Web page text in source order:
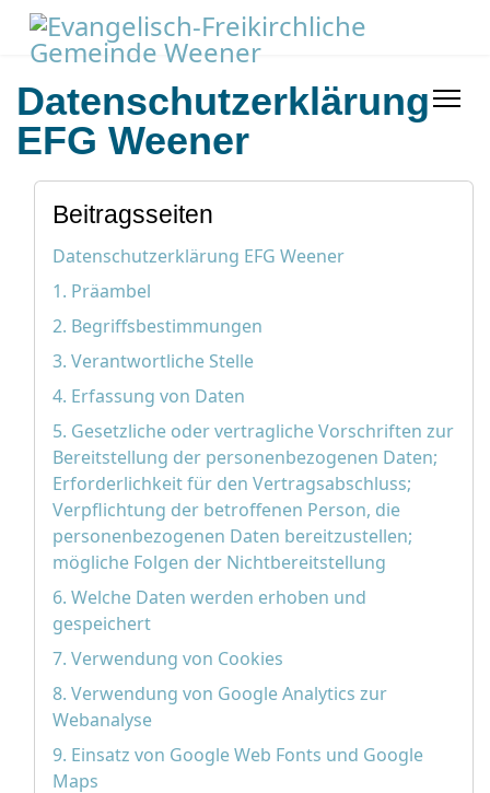
Datenschutzerklärung
EFG Weener
Beitragsseiten
Datenschutzerklärung EFG Weener
1. Präambel
2. Begriffsbestimmungen
3. Verantwortliche Stelle
4. Erfassung von Daten
5. Gesetzliche oder vertragliche Vorschriften zur
Bereitstellung der personenbezogenen Daten;
Erforderlichkeit für den Vertragsabschluss;
Verpflichtung der betroffenen Person, die
personenbezogenen Daten bereitzustellen;
mögliche Folgen der Nichtbereitstellung
6. Welche Daten werden erhoben und
gespeichert
7. Verwendung von Cookies
8. Verwendung von Google Analytics zur
Webanalyse
9. Einsatz von Google Web Fonts und Google
Maps